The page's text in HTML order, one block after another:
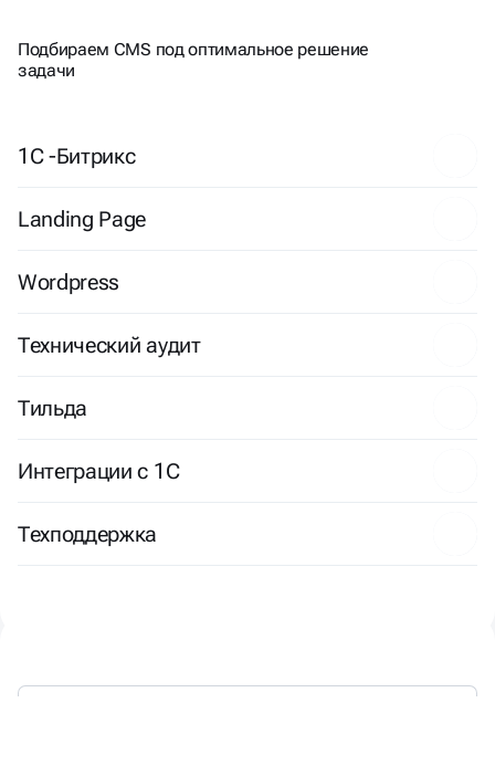
CMS
Подбираем CMS под оптимальное решение
задачи
1С -Битрикс
Landing Page
Wordpress
Технический аудит
Тильда
Интеграции с 1С
Техподдержка